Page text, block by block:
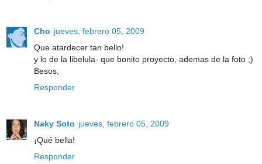
Cho jueves, febrero 05, 2009
Que atardecer tan bello!
y lo de la libelula- que bonito proyecto, ademas de la foto ;)
Besos,
Responder
Naky Soto jueves, febrero 05, 2009
¡Qué bella!
Responder